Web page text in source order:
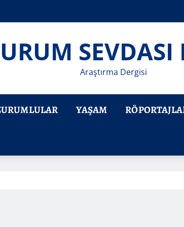
SEVDASI
Araştırma Dergisi
YAŞAM